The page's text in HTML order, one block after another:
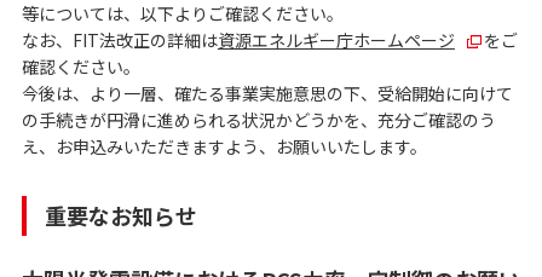
等については、以下よりご確認ください。
なお、FIT法改正の詳細は資源エネルギー庁ホームページ
をご
確認ください。
今後は、より一層、確たる事業実施意思の下、受給開始に向けて
の手続きが円滑に進められる状況かどうかを、充分ご確認のう
え、お申込みいただきますよう、お願いいたします。
重要なお知らせ